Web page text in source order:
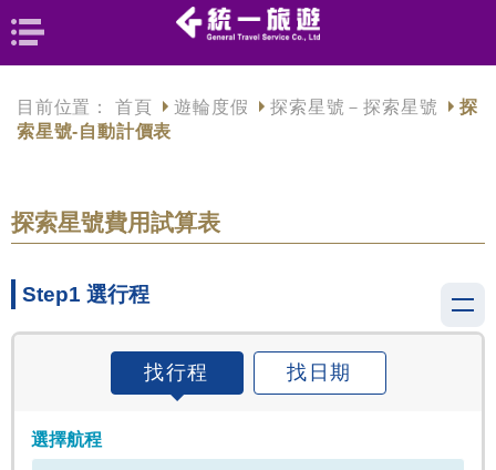
目前位置： 首頁 遊輪度假 探索星號－探索星號
探
索星號-自動計價表
探索星號費用試算表
Step1 選行程
找行程 找日期
選擇航程